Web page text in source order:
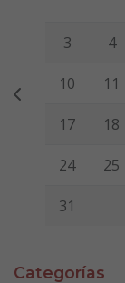
3 4
10 11
17 18
24 25
31
Categorías